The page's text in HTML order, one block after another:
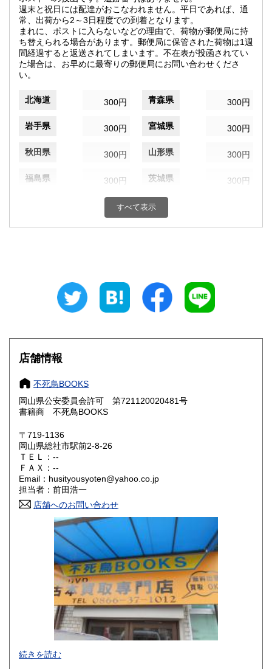
週末と祝日には配達がおこなわれません。平日であれば、通
常、出荷から2～3日程度での到着となります。
まれに、ポストに入らないなどの理由で、荷物が郵便局に持
ち替えられる場合があります。郵便局に保管された荷物は1週
間経過すると返送されてしまいます。不在表が投函されてい
た場合は、お早めに最寄りの郵便局にお問い合わせくださ
い。
北海道 300円 青森県 300円
岩手県 300円 宮城県 300円
秋田県 300円 山形県 300円
福島県 300円 茨城県 300円
300円 群馬県
埼玉県 千葉県
300円 富山県
300円 福井県
300円 300円
岐阜県
愛知県
滋賀県 300円
大阪府 300円
奈良県
鳥取県
300円 広島県
300円 徳島県
300円 愛媛県
300円 福岡県
300円 長崎県
熊本県
すべて表示
店舗情報
不死鳥BOOKS
岡山県公安委員会許可 第721120020481号
書籍商 不死鳥BOOKS
〒719-1136
岡山県総社市駅前2-8-26
ＴＥＬ：--
ＦＡＸ：--
Email：husityousyoten@yahoo.co.jp
担当者：前田浩一
店舗へのお問い合わせ
不死鳥BOOKSでは、書籍だけでなくCD、DVD、レコード、
ゲーム、おもちゃ、骨董品まであらゆるものの買い取りがで
続きを読む